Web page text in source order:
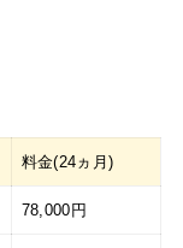
料金(24ヵ月)
78,000円